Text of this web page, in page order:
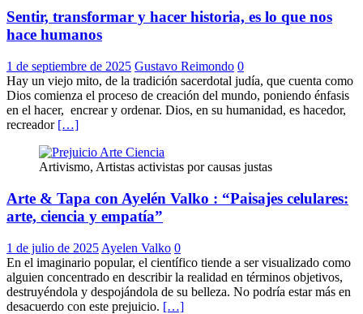
Sentir, transformar y hacer historia, es lo que nos
hace humanos
1 de septiembre de 2025 Gustavo Reimondo 0
Hay un viejo mito, de la tradición sacerdotal judía, que cuenta como
Dios comienza el proceso de creación del mundo, poniendo énfasis
en el hacer, encrear y ordenar. Dios, en su humanidad, es hacedor,
recreador […]
Artivismo, Artistas activistas por causas justas
Arte & Tapa con Ayelén Valko : “Paisajes celulares:
arte, ciencia y empatía”
1 de julio de 2025 Ayelen Valko 0
En el imaginario popular, el científico tiende a ser visualizado como
alguien concentrado en describir la realidad en términos objetivos,
destruyéndola y despojándola de su belleza. No podría estar más en
desacuerdo con este prejuicio. […]